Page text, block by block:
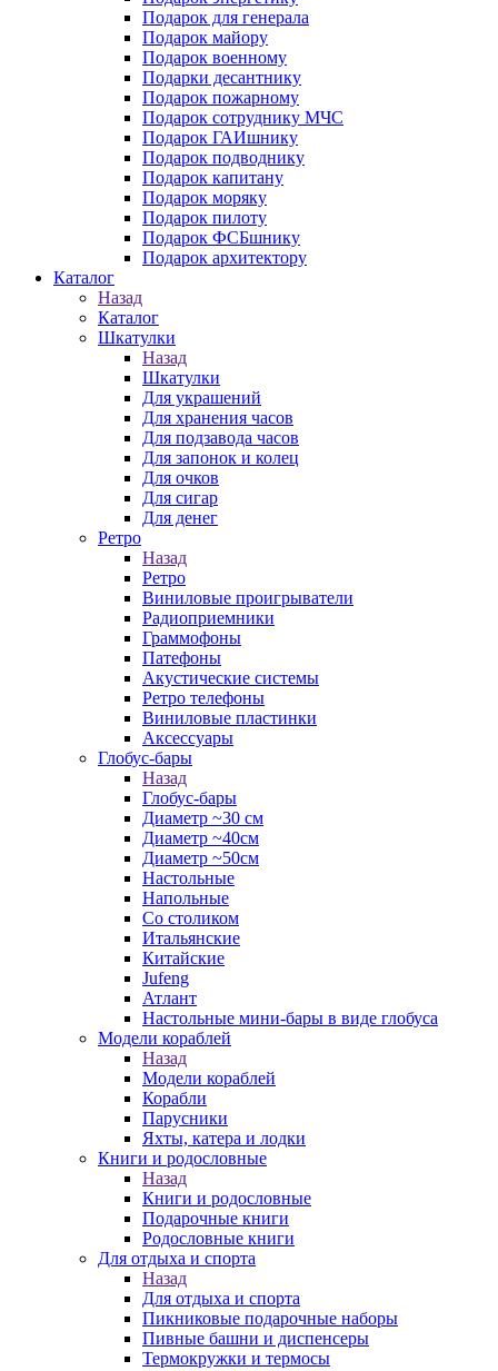
Подарок для генерала
Подарок майору
Подарок военному
Подарки десантнику
Подарок пожарному
Подарок сотруднику МЧС
Подарок ГАИшнику
Подарок подводнику
Подарок капитану
Подарок моряку
Подарок пилоту
Подарок ФСБшнику
Подарок архитектору
Каталог
Назад
Каталог
Шкатулки
Назад
Шкатулки
Для украшений
Для хранения часов
Для подзавода часов
Для запонок и колец
Для очков
Для сигар
Для денег
Ретро
Назад
Ретро
Виниловые проигрыватели
Радиоприемники
Граммофоны
Патефоны
Акустические системы
Ретро телефоны
Виниловые пластинки
Аксессуары
Глобус-бары
Назад
Глобус-бары
Диаметр ~30 см
Диаметр ~40см
Диаметр ~50см
Настольные
Напольные
Со столиком
Итальянские
Китайские
Jufeng
Атлант
Настольные мини-бары в виде глобуса
Модели кораблей
Назад
Модели кораблей
Корабли
Парусники
Яхты, катера и лодки
Книги и родословные
Назад
Книги и родословные
Подарочные книги
Родословные книги
Для отдыха и спорта
Назад
Для отдыха и спорта
Пикниковые подарочные наборы
Пивные башни и диспенсеры
Термокружки и термосы